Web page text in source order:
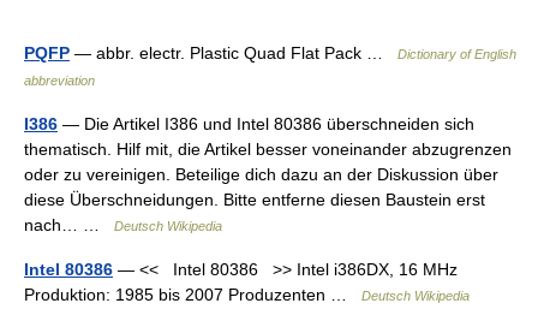
PQFP — abbr. electr. Plastic Quad Flat Pack …
Dictionary of English
abbreviation
I386 — Die Artikel I386 und Intel 80386 überschneiden sich
thematisch. Hilf mit, die Artikel besser voneinander abzugrenzen
oder zu vereinigen. Beteilige dich dazu an der Diskussion über
diese Überschneidungen. Bitte entferne diesen Baustein erst
nach… …
Deutsch Wikipedia
Intel 80386 — << Intel 80386 >> Intel i386DX, 16 MHz
Produktion: 1985 bis 2007 Produzenten …
Deutsch Wikipedia